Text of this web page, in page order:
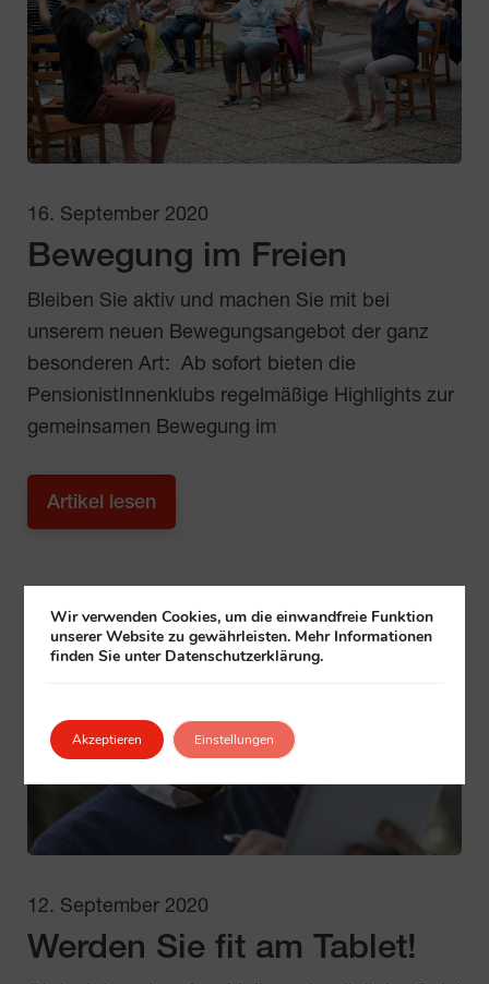
16. September 2020
Bewegung im Freien
Bleiben Sie aktiv und machen Sie mit bei
unserem neuen Bewegungsangebot der ganz
besonderen Art: Ab sofort bieten die
PensionistInnenklubs regelmäßige Highlights zur
gemeinsamen Bewegung im
Artikel lesen
12. September 2020
Werden Sie fit am Tablet!
Wir verwenden Cookies, um die einwandfreie Funktion
unserer Website zu gewährleisten. Mehr Informationen
finden Sie unter Datenschutzerklärung.
Akzeptieren Einstellungen